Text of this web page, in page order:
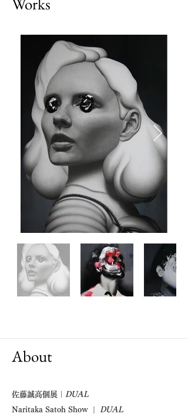
About
佐藤誠高個展｜
DUAL
Naritaka Satoh Show |
DUAL